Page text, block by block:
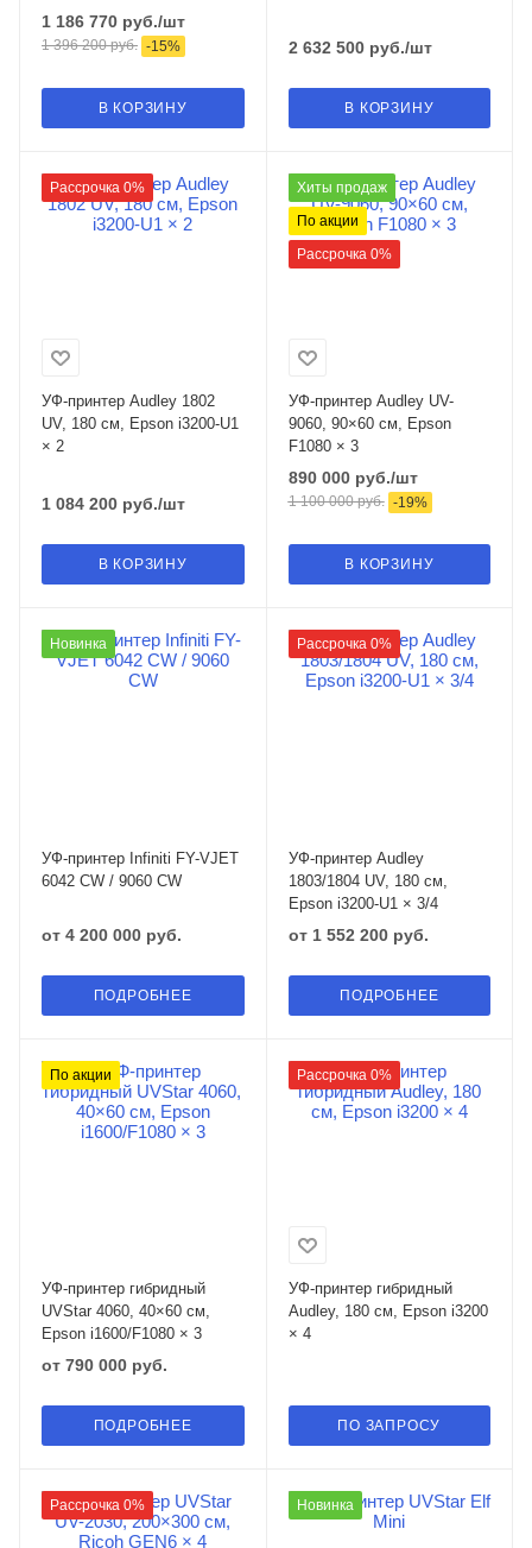
1 186 770 руб./шт
1 396 200руб. -15%
В КОРЗИНУ
2 632 500руб./шт
В КОРЗИНУ
Рассрочка 0%
УФ-принтер Audley 1802
UV, 180 см, Epson i3200-U1
× 2
1 084 200 руб./шт
В КОРЗИНУ
Хиты продаж
По акции
Рассрочка 0%
УФ-принтер Audley UV-
9060, 90×60 см, Epson
F1080 × 3
890 000руб./шт
1 100 000руб. -19%
В КОРЗИНУ
Новинка
УФ-принтер Infiniti FY-VJET
6042 CW / 9060 CW
от 4 200 000 руб.
ПОДРОБНЕЕ
Рассрочка 0%
УФ-принтер Audley
1803/1804 UV, 180 см,
Epson i3200-U1 × 3/4
от 1 552 200 руб.
ПОДРОБНЕЕ
По акции
УФ-принтер гибридный
UVStar 4060, 40×60 см,
Epson i1600/F1080 × 3
от 790 000 руб.
ПОДРОБНЕЕ
Рассрочка 0%
УФ-принтер гибридный
Audley, 180 см, Epson i3200
× 4
ПО ЗАПРОСУ
Рассрочка 0% Новинка